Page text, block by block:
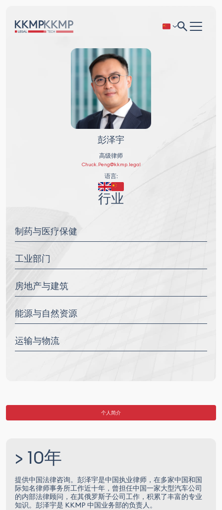
彭泽宇
高级律师
Chuck.Peng@kkmp.legal
语言:
行业
制药与医疗保健
工业部门
房地产与建筑
能源与自然资源
运输与物流
个人简介
> 10年
提供中国法律咨询。彭泽宇是中国执业律师，在多家中国和国
际知名律师事务所工作近十年，曾担任中国一家大型汽车公司
的内部法律顾问，在其俄罗斯子公司工作，积累了丰富的专业
知识。彭泽宇是 KKMP 中国业务部的负责人。